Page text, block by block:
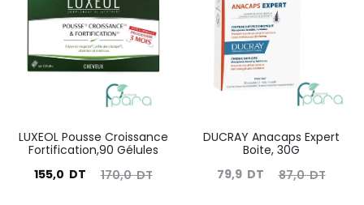
LUXEOL Pousse Croissance
Fortification,90 Gélules
170,0DT
Le
155,0 DT
Le
DUCRAY Anacaps Expert
Boite, 30G
87,0DT
Le
79,9 DT